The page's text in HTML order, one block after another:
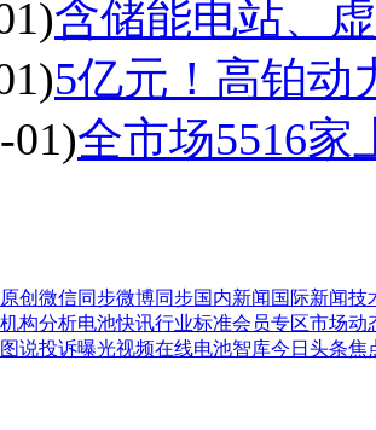
含储能电站、
5亿元！高铂动
01)全市场5516
创 微信同步微博同步国内新闻 国际新闻技
机构分析电池快讯行业标准会员专区市场动
说投诉曝光视频在线电池智库今日头条焦